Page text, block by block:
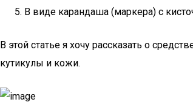
В виде карандаша (маркера) с
В этой статье я хочу рассказать о
кутикулы и кожи.